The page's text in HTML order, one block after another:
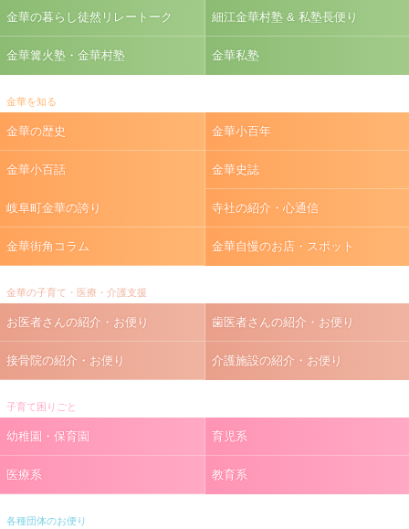
金華の暮らし徒然リレートーク 細江金華村塾 & 私塾長便り
金華篝火塾・金華村塾 金華私塾
金華を知る
金華の歴史 金華小百年
金華小百話 金華史誌
岐阜町金華の誇り 寺社の紹介・心通信
金華街角コラム 金華自慢のお店・スポット
金華の子育て・医療・介護支援
お医者さんの紹介・お便り 歯医者さんの紹介・お便り
接骨院の紹介・お便り 介護施設の紹介・お便り
子育て困りごと
幼稚園・保育園 育児系
医療系 教育系
各種団体のお便り